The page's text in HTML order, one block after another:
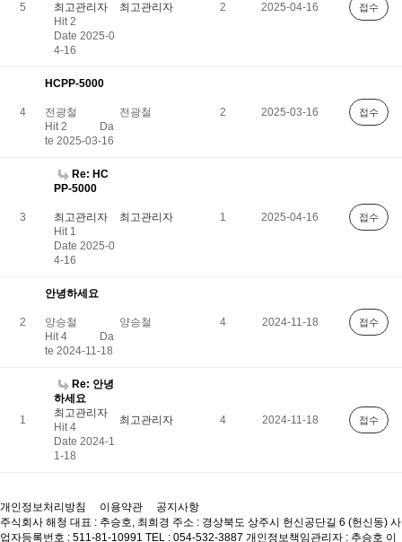
5
최고관리자
Hit 2
Date 2025-0
4-16
최고관리자 2 2025-04-16 접수
4
HCPP-5000
전광철
Hit 2
Da
te 2025-03-16
전광철 2 2025-03-16 접수
3
Re: HC
PP-5000
최고관리자
Hit 1
Date 2025-0
4-16
최고관리자 1 2025-04-16 접수
2
안녕하세요
양승철
Hit 4
Da
te 2024-11-18
양승철 4 2024-11-18 접수
1
Re: 안녕
하세요
최고관리자
Hit 4
Date 2024-1
1-18
최고관리자 4 2024-11-18 접수
개인정보처리방침 이용약관
공지사항
주식회사 해청 대표 : 추승호, 최희경 주소 : 경상북도 상주시 헌신공단길 6 (헌신동) 사
업자등록번호 : 511-81-10991 TEL : 054-532-3887 개인정보책임관리자 : 추승호 이